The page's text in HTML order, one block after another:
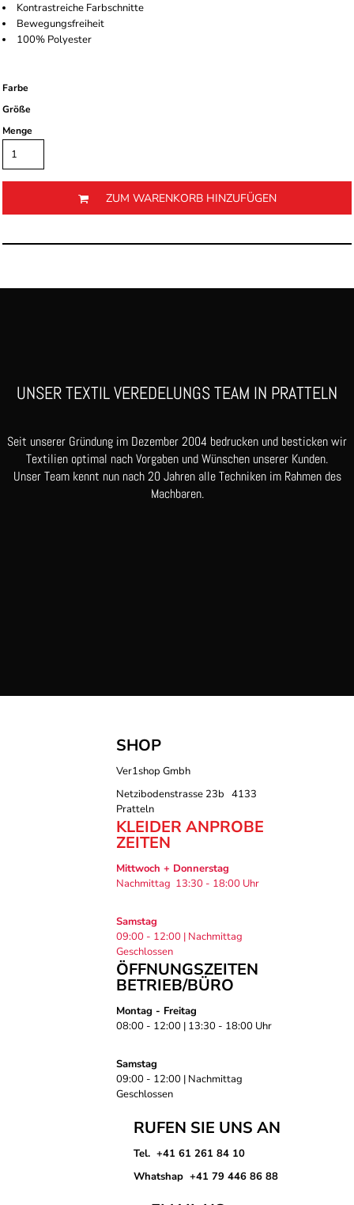
Kontrastreiche Farbschnitte
Bewegungsfreiheit
100% Polyester
Farbe
Größe
Menge
ZUM WARENKORB HINZUFÜGEN
UNSER TEXTIL VEREDELUNGS TEAM IN PRATTELN
Seit unserer Gründung im Dezember 2004 bedrucken und besticken wir
Textilien optimal nach Vorgaben und Wünschen unserer Kunden.
Unser Team kennt nun nach 20 Jahren alle Techniken im Rahmen des
Machbaren.
SHOP
Ver1shop Gmbh
Netzibodenstrasse 23b 4133
Pratteln
KLEIDER ANPROBE
ZEITEN
Mittwoch + Donnerstag
Nachmittag 13:30 - 18:00 Uhr
Samstag
09:00 - 12:00 | Nachmittag
Geschlossen
ÖFFNUNGSZEITEN
BETRIEB/BÜRO
Montag - Freitag
08:00 - 12:00 | 13:30 - 18:00 Uhr
Samstag
09:00 - 12:00 | Nachmittag
Geschlossen
RUFEN SIE UNS AN
Tel. +41 61 261 84 10
Whatshap +41 79 446 86 88